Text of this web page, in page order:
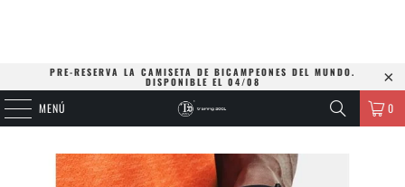
PRE-RESERVA LA CAMISETA DE BICAMPEONES DEL MUNDO.
DISPONIBLE EL 04/08
MENÚ 0